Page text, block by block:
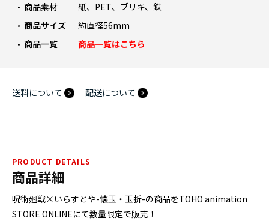
商品素材
紙、PET、ブリキ、鉄
商品サイズ
約直径56mm
商品一覧
商品一覧はこちら
送料について 配送について
PRODUCT DETAILS
商品詳細
呪術廻戦×いらすとや-懐玉・玉折-の商品をTOHO animation
STORE ONLINEにて数量限定で販売！